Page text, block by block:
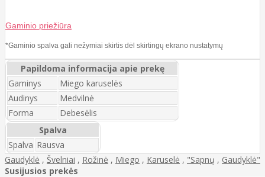
Gaminio priežiūra
*Gaminio spalva gali nežymiai skirtis dėl skirtingų ekrano nustatymų
Papildoma informacija apie prekę
Gaminys
Miego karuselės
Audinys
Medvilnė
Forma
Debesėlis
Spalva
Spalva Rausva
Gaudyklė , Švelniai , Rožinė , Miego , Karuselė , "Sapnų , Gaudyklė"
Susijusios prekės